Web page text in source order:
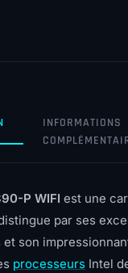
INFORMATIONS
P WIFI est une
par ses
son
processeurs Intel